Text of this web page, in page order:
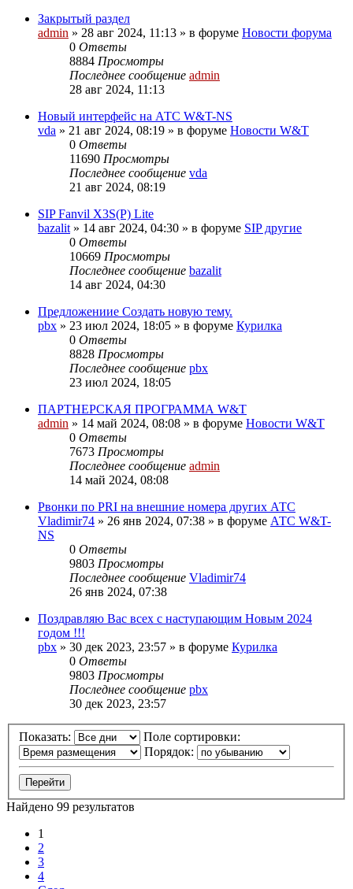
Закрытый раздел
admin » 28 авг 2024, 11:13 » в форуме Новости форума
0 Ответы
8884 Просмотры
Последнее сообщение admin
28 авг 2024, 11:13
Новый интерфейс на АТС W&T-NS
vda » 21 авг 2024, 08:19 » в форуме Новости W&T
0 Ответы
11690 Просмотры
Последнее сообщение vda
21 авг 2024, 08:19
SIP Fanvil X3S(P) Lite
bazalit » 14 авг 2024, 04:30 » в форуме SIP другие
0 Ответы
10669 Просмотры
Последнее сообщение bazalit
14 авг 2024, 04:30
Предложениие Создать новую тему.
pbx » 23 июл 2024, 18:05 » в форуме Курилка
0 Ответы
8828 Просмотры
Последнее сообщение pbx
23 июл 2024, 18:05
ПАРТНЕРСКАЯ ПРОГРАММА W&T
admin » 14 май 2024, 08:08 » в форуме Новости W&T
0 Ответы
7673 Просмотры
Последнее сообщение admin
14 май 2024, 08:08
Pвонки по PRI на внешние номера других АТС
Vladimir74 » 26 янв 2024, 07:38 » в форуме АТС W&T-
NS
0 Ответы
9803 Просмотры
Последнее сообщение Vladimir74
26 янв 2024, 07:38
Поздравляю Вас всех с наступающим Новым 2024
годом !!!
pbx » 30 дек 2023, 23:57 » в форуме Курилка
0 Ответы
9803 Просмотры
Последнее сообщение pbx
30 дек 2023, 23:57
Показать:
Поле сортировки:
Порядок:
Найдено 99 результатов
1
2
3
4